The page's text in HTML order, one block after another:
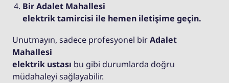
Bir Adalet Mahallesi
elektrik tamircisi ile hemen iletişime geçin.
Unutmayın, sadece profesyonel birAdalet
Mahallesi
elektrik ustası bu gibi durumlarda doğru
müdahaleyi sağlayabilir.